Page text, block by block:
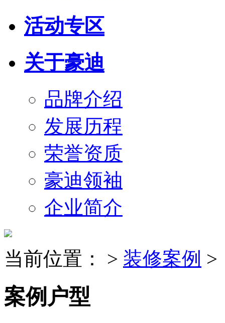
活动专区
关于豪迪
品牌介绍
发展历程
荣誉资质
豪迪领袖
企业简介
当前位置： > 装修案例 >
案例户型